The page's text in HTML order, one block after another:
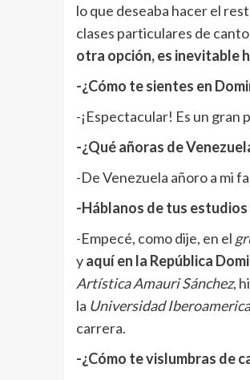
lo que deseaba hacer el
clases particulares de
otra opción, es inevitable
-¿Cómo te sientes en
-¡Espectacular! Es un gran
-¿Qué añoras de
-De Venezuela añoro a mi
-Háblanos de tus
-Empecé, como dije, en el
yaquí en la República
Artística Amauri Sánchez,
la Universidad
carrera.
-¿Cómo te vislumbras de